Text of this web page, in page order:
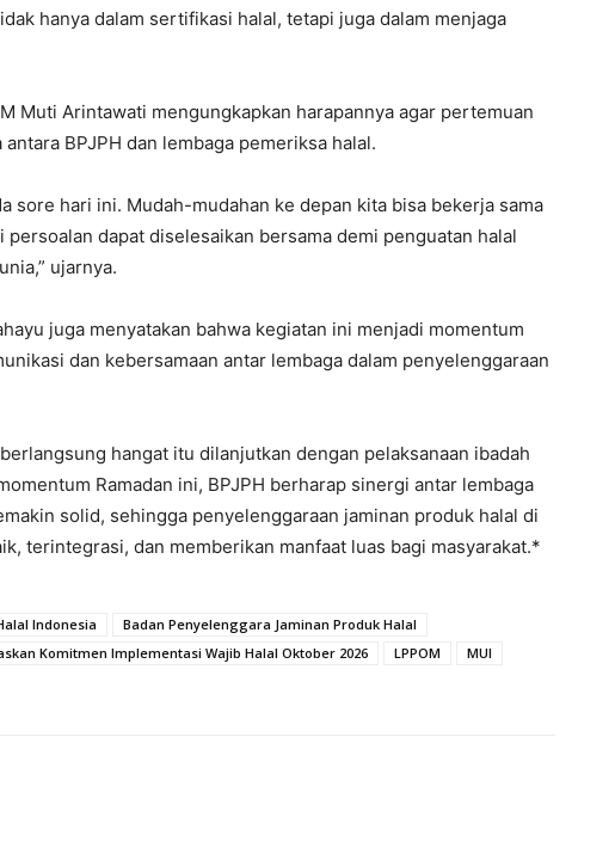
hanya dalam sertifikasi halal, tetapi juga dalam menjaga
Muti Arintawati mengungkapkan harapannya agar pertemuan
BPJPH dan lembaga pemeriksa halal.
sore hari ini. Mudah-mudahan ke depan kita bisa bekerja sama
dapat diselesaikan bersama demi penguatan halal
ujarnya.
juga menyatakan bahwa kegiatan ini menjadi momentum
dan kebersamaan antar lembaga dalam penyelenggaraan
hangat itu dilanjutkan dengan pelaksanaan ibadah
Ramadan ini, BPJPH berharap sinergi antar lembaga
solid, sehingga penyelenggaraan jaminan produk halal di
terintegrasi, dan memberikan manfaat luas bagi masyarakat.*
Indonesia
Badan Penyelenggara Jaminan Produk Halal
Komitmen Implementasi Wajib Halal Oktober 2026 LPPOM
MUI